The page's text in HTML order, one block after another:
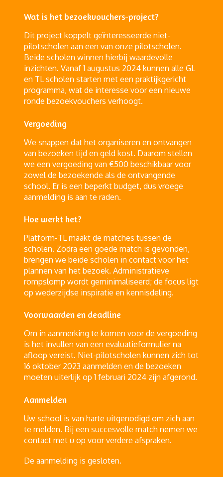
Wat is het bezoekvouchers-project?
Dit project koppelt geïnteresseerde niet-
pilotscholen aan een van onze pilotscholen.
Beide scholen winnen hierbij waardevolle
inzichten. Vanaf 1 augustus 2024 kunnen alle GL
en TL scholen starten met een praktijkgericht
programma, wat de interesse voor een nieuwe
ronde bezoekvouchers verhoogt.
Vergoeding
We snappen dat het organiseren en ontvangen
van bezoeken tijd en geld kost. Daarom stellen
we een vergoeding van €500 beschikbaar voor
zowel de bezoekende als de ontvangende
school. Er is een beperkt budget, dus vroege
aanmelding is aan te raden.
Hoe werkt het?
Platform-TL maakt de matches tussen de
scholen. Zodra een goede match is gevonden,
brengen we beide scholen in contact voor het
plannen van het bezoek. Administratieve
rompslomp wordt geminimaliseerd; de focus ligt
op wederzijdse inspiratie en kennisdeling.
Voorwaarden en deadline
Om in aanmerking te komen voor de vergoeding
is het invullen van een evaluatieformulier na
afloop vereist. Niet-pilotscholen kunnen zich tot
16 oktober 2023 aanmelden en de bezoeken
moeten uiterlijk op 1 februari 2024 zijn afgerond.
Aanmelden
Uw school is van harte uitgenodigd om zich aan
te melden. Bij een succesvolle match nemen we
contact met u op voor verdere afspraken.
De aanmelding is gesloten.